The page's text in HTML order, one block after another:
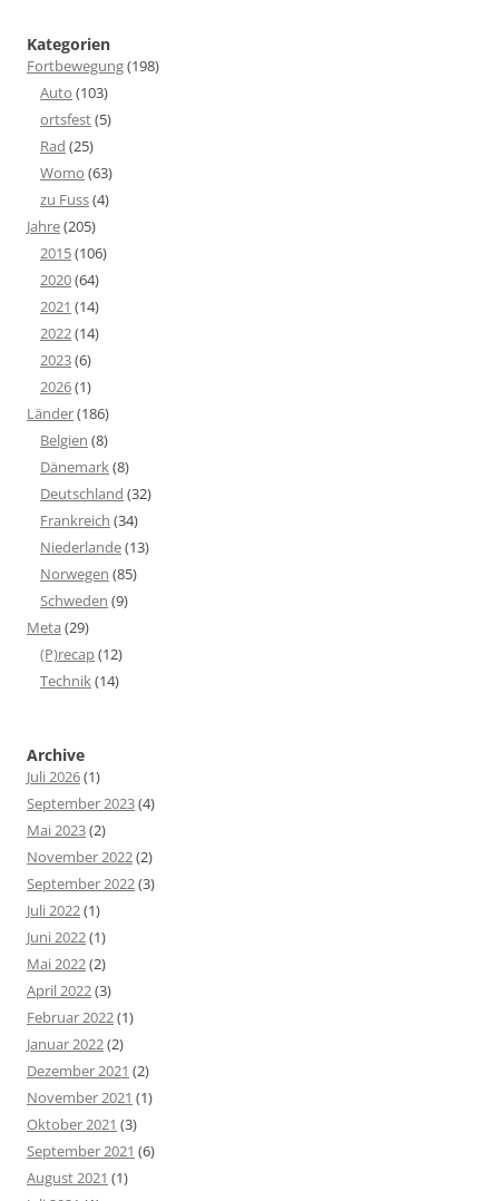
Kategorien
Fortbewegung(198)
Auto (103)
ortsfest(5)
Rad (25)
Womo (63)
zu Fuss(4)
Jahre(205)
2015(106)
2020(64)
2021 (14)
2022(14)
2023(6)
2026(1)
Länder(186)
Belgien (8)
Dänemark(8)
Deutschland (32)
Frankreich (34)
Niederlande(13)
Norwegen (85)
Schweden (9)
Meta (29)
(P)recap(12)
Technik(14)
Archive
Juli 2026(1)
September 2023(4)
Mai 2023(2)
November 2022(2)
September 2022(3)
Juli 2022(1)
Juni 2022(1)
Mai 2022(2)
April 2022(3)
Februar 2022(1)
Januar 2022(2)
Dezember 2021 (2)
November 2021 (1)
Oktober 2021 (3)
September 2021 (6)
August 2021 (1)